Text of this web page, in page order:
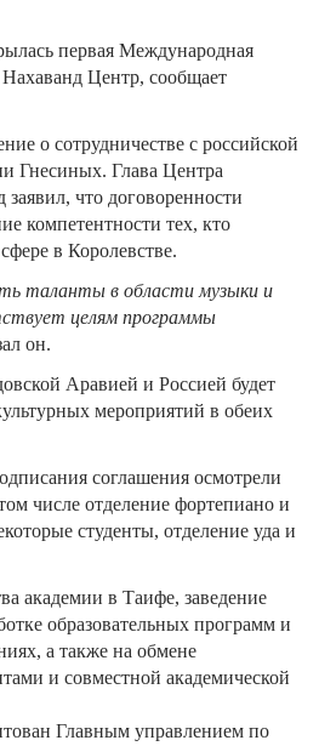
первая Международная
Центр, сообщает
о сотрудничестве с российской
Гнесиных. Глава Центра
что договоренности
компетентности тех, кто
в Королевстве.
таланты в области музыки и
целям программы
он.
Аравией и Россией будет
мероприятий в обеих
соглашения осмотрели
числе отделение фортепиано и
студенты, отделение уда и
академии в Таифе, заведение
образовательных программ и
а также на обмене
и совместной академической
Главным управлением по